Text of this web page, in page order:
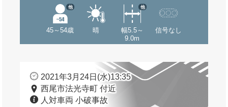
45～54歳
他
晴
幅5.5～
9.0m
他
信号なし
2021年3月24日(水)13:35
西尾市法光寺町 付近
人対車両 小破事故